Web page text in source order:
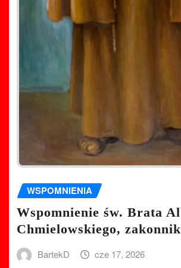
WSPOMNIENIA
Wspomnienie św. Brata
Chmielowskiego,
BartekD cze 17, 2026